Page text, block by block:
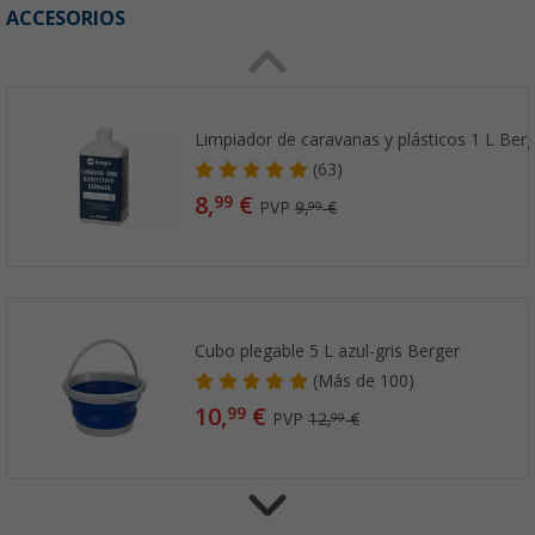
ACCESORIOS
Limpiador de caravanas y plásticos 1 L
(63)
8,99 € PVP9,99€
Cubo plegable 5 L azul-gris Berger
(Más de 100)
10,99 € PVP12,99€